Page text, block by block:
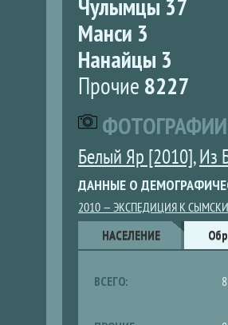
Чулымцы 37
Манси 3
Нанайцы 3
Прочие 8227
Белый Яр [2010],Из
ДАННЫЕ О
2010 — ЭКСПЕДИЦИЯ К
ДанныеНАСЕЛЕНИЕ (АКТИВНАЯ
ВСЕГО: